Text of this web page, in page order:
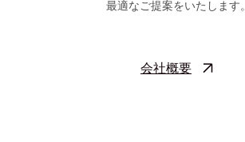
最適なご提案をいたします。
会社概要